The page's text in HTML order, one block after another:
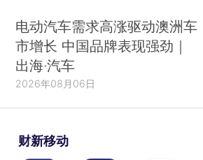
电动汽车需求高涨驱动澳洲车
市增长 中国品牌表现强劲｜
出海·汽车
2026年08月06日
财新移动